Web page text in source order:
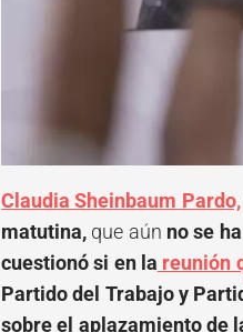
Claudia Sheinbaum Pardo,
matutina, que aún no se
cuestionó si en la reunión
Partido del Trabajo y
sobre el aplazamiento de